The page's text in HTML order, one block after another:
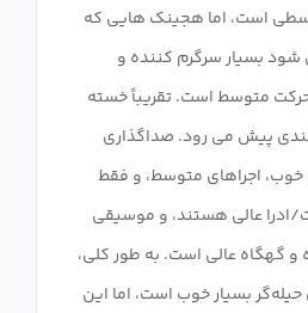
است، اما هجینک هایی که
شود بسیار سرگرم کننده و
متوسط ​​است. تقریباً خسته
پیش می رود. صداگذاری
خوب، اجراهای متوسط، و فقط
ادرا عالی هستند، و موسیقی
و گهگاه عالی است. به طور کلی،
بسیار خوب است، اما این